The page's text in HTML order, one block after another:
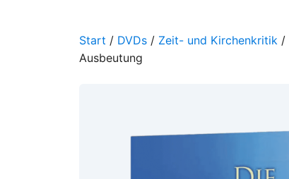
Start / DVDs / Zeit- und Kirchenkritik /
Ausbeutung